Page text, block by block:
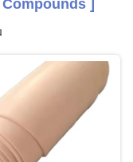
]